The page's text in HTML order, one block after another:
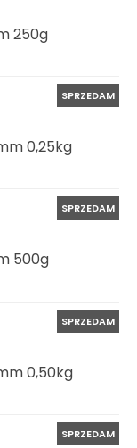
250g
SPRZEDAM
0,25kg
SPRZEDAM
500g
SPRZEDAM
0,50kg
SPRZEDAM